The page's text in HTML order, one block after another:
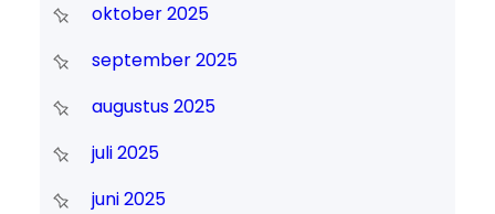
oktober 2025
september 2025
augustus 2025
juli 2025
juni 2025